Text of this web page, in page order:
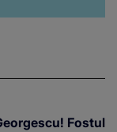
Fostul